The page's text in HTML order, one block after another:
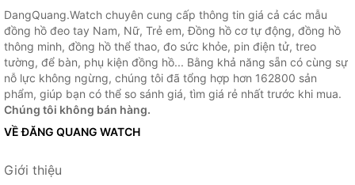
DangQuang.Watch chuyên cung cấp thông tin giá cả các mẫu
đồng hồ đeo tay Nam, Nữ, Trẻ em, Đồng hồ cơ tự động, đồng hồ
thông minh, đồng hồ thể thao, đo sức khỏe, pin điện tử, treo
tường, để bàn, phụ kiện đồng hồ... Bằng khả năng sẵn có cùng sự
nỗ lực không ngừng, chúng tôi đã tổng hợp hơn 162800 sản
phẩm, giúp bạn có thể so sánh giá, tìm giá rẻ nhất trước khi mua.
Chúng tôi không bán hàng.
VỀ ĐĂNG QUANG WATCH
Giới thiệu